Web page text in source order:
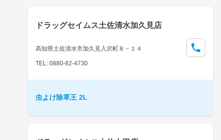
ドラッグセイムス土佐清水加久見店
高知県土佐清水市加久見入沢町８－１４
TEL: 0880-82-4730
虫よけ除草王 2L